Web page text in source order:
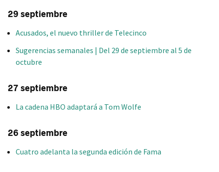
29 septiembre
Acusados, el nuevo thriller de Telecinco
Sugerencias semanales | Del 29 de septiembre al 5 de
octubre
27 septiembre
La cadena HBO adaptará a Tom Wolfe
26 septiembre
Cuatro adelanta la segunda edición de Fama